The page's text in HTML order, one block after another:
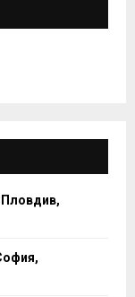
A
H